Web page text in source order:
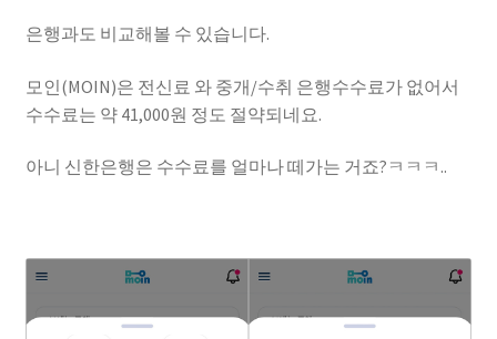
은행과도 비교해볼 수 있습니다.
모인(MOIN)은 전신료 와 중개/수취 은행수수료가 없어서
수수료는 약 41,000원 정도 절약되네요.
아니 신한은행은 수수료를 얼마나 떼가는 거죠?ㅋㅋㅋ..